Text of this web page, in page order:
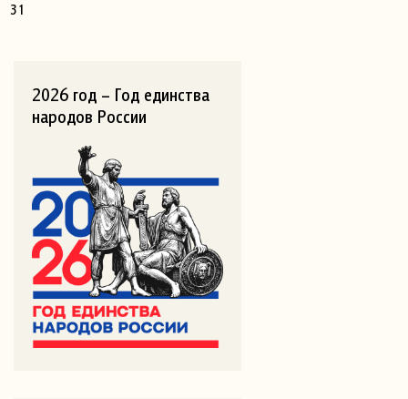
31
2026 год – Год единства
народов России